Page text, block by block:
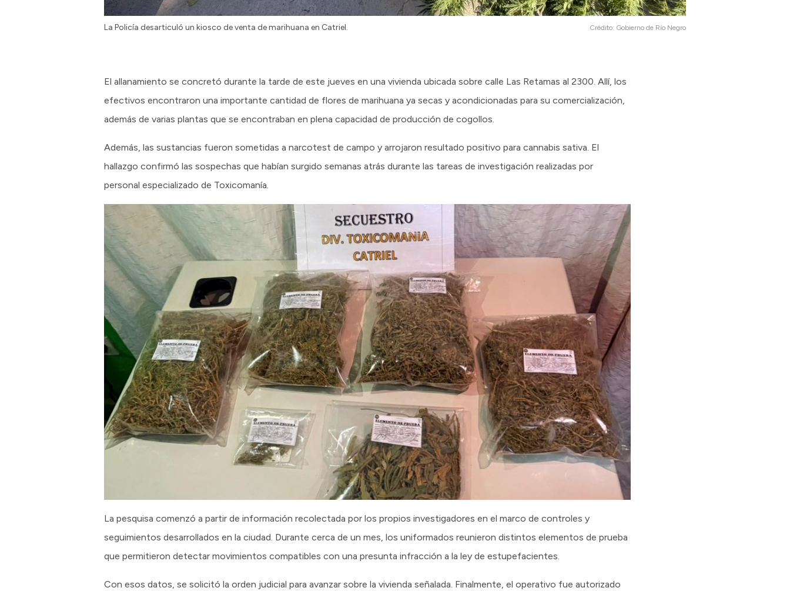
La Policía desarticuló un kiosco de venta de marihuana en Catriel. Crédito: Gobierno de Río Negro
El allanamiento se concretó durante la tarde de este jueves en una vivienda ubicada sobre calle Las Retamas al 2300. Allí, los
efectivos encontraron una importante cantidad de flores de marihuana ya secas y acondicionadas para su comercialización,
además de varias plantas que se encontraban en plena capacidad de producción de cogollos.
Además, las sustancias fueron sometidas a narcotest de campo y arrojaron resultado positivo para cannabis sativa. El
hallazgo confirmó las sospechas que habían surgido semanas atrás durante las tareas de investigación realizadas por
personal especializado de Toxicomanía.
La pesquisa comenzó a partir de información recolectada por los propios investigadores en el marco de controles y
seguimientos desarrollados en la ciudad. Durante cerca de un mes, los uniformados reunieron distintos elementos de prueba
que permitieron detectar movimientos compatibles con una presunta infracción a la ley de estupefacientes.
Con esos datos, se solicitó la orden judicial para avanzar sobre la vivienda señalada. Finalmente, el operativo fue autorizado